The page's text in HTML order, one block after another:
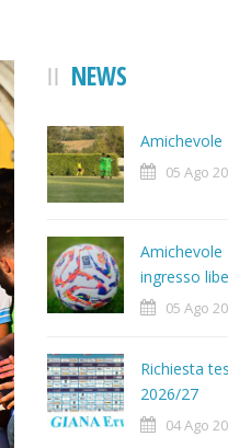
NEWS
Amichevole
05 Ago
Amichevole
ingresso
05 Ago
Richiesta
2026/27
04 Ago